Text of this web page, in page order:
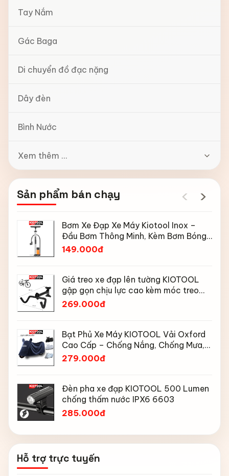
Tay Nắm
Gác Baga
Di chuyển đồ đạc nặng
Dây đèn
Bình Nước
Xem thêm ...
Sản phẩm bán chạy ‹ ›
Bơm Xe Đạp Xe Máy Kiotool Inox –
Đầu Bơm Thông Minh, Kèm Bơm Bóng,
Đồng Hồ 160 PSI
149.000đ
Giá treo xe đạp lên tường KIOTOOL
gập gọn chịu lực cao kèm móc treo
mũ bảo hiểm
269.000đ
Bạt Phủ Xe Máy KIOTOOL Vải Oxford
Cao Cấp – Chống Nắng, Chống Mưa,
Chống Bụi, Chống Tia UV, Có Phản
279.000đ
Đèn pha xe đạp KIOTOOL 500 Lumen
chống thấm nước IPX6 6603
285.000đ
Hỗ trợ trực tuyến